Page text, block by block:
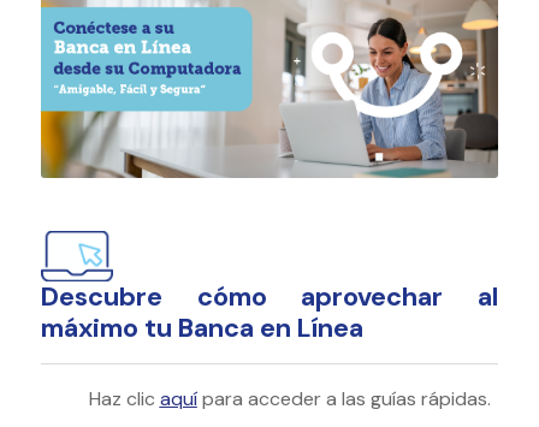
Descubre cómo aprovechar al
máximo tu Banca en Línea
Haz clic aquípara acceder a las guías rápidas.